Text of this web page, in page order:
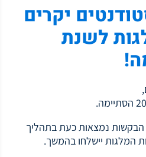
יקרים
לשנת
נמצאות כעת בתהליך
המלגות יישלחו בהמשך.